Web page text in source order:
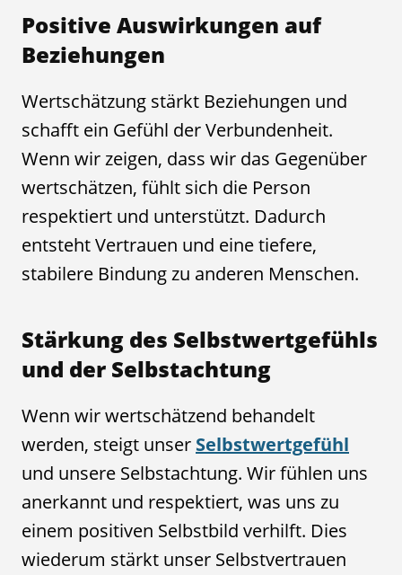
Positive Auswirkungen auf
Beziehungen
Wertschätzung stärkt Beziehungen und
schafft ein Gefühl der Verbundenheit.
Wenn wir zeigen, dass wir das Gegenüber
wertschätzen, fühlt sich die Person
respektiert und unterstützt. Dadurch
entsteht Vertrauen und eine tiefere,
stabilere Bindung zu anderen Menschen.
Stärkung des Selbstwertgefühls
und der Selbstachtung
Wenn wir wertschätzend behandelt
werden, steigt unser Selbstwertgefühl
und unsere Selbstachtung. Wir fühlen uns
anerkannt und respektiert, was uns zu
einem positiven Selbstbild verhilft. Dies
wiederum stärkt unser Selbstvertrauen